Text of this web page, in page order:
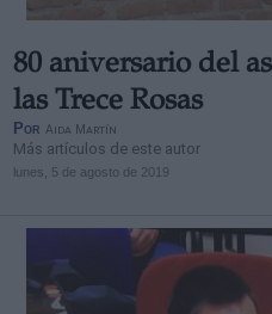
80 aniversario del
las Trece Rosas
Por Aida Martín
Más artículos de este autor
lunes, 5 de agosto de 2019